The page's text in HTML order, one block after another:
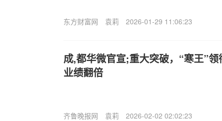
东方财富网 袁莉 2026-01-29 11:06:23
成,都华微官宣;重大突破，“寒王”
业绩翻倍
齐鲁晚报网 袁莉 2026-02-02 02:02:23